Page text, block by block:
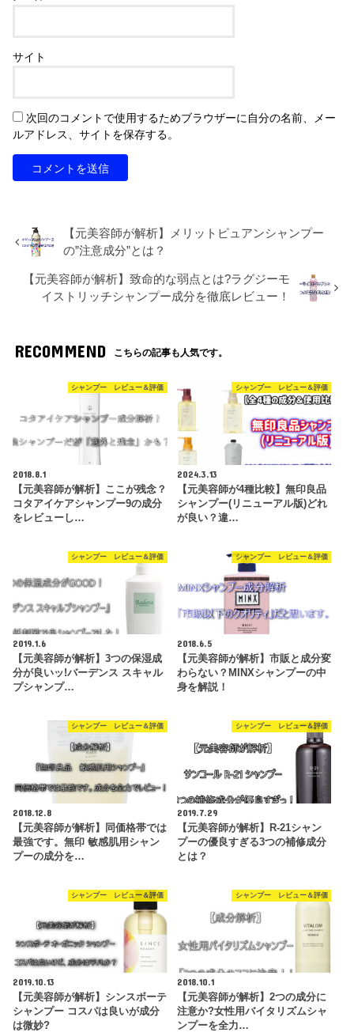
サイト
次回のコメントで使用するためブラウザーに自分の名前、メー
ルアドレス、サイトを保存する。
【元美容師が解析】メリットピュアンシャンプー
の”注意成分”とは？
【元美容師が解析】致命的な弱点とは?ラグジーモ
イストリッチシャンプー成分を徹底レビュー！
RECOMMEND こちらの記事も人気です。
シャンプー レビュー＆評価
2018.8.1
【元美容師が解析】ここが残念？
コタアイケアシャンプー9の成分
をレビューし…
シャンプー レビュー＆評価
2024.3.13
【元美容師が4種比較】無印良品
シャンプー(リニューアル版)どれ
が良い？違…
シャンプー レビュー＆評価
2019.1.6
【元美容師が解析】3つの保湿成
分が良いッ!バーデンス スキャル
プシャンプ…
シャンプー レビュー＆評価
2018.6.5
【元美容師が解析】市販と成分変
わらない？MINXシャンプーの中
身を解説！
シャンプー レビュー＆評価
2018.12.8
【元美容師が解析】同価格帯では
最強です。無印 敏感肌用シャン
プーの成分を…
シャンプー レビュー＆評価
2019.7.29
【元美容師が解析】R-21シャン
プーの優良すぎる3つの補修成分
とは？
シャンプー レビュー＆評価
2019.10.13
【元美容師が解析】シンスボーテ
シャンプー コスパは良いが成分
は微妙?
シャンプー レビュー＆評価
2018.10.1
【元美容師が解析】2つの成分に
注意か?女性用バイタリズムシャ
ンプーを全力…